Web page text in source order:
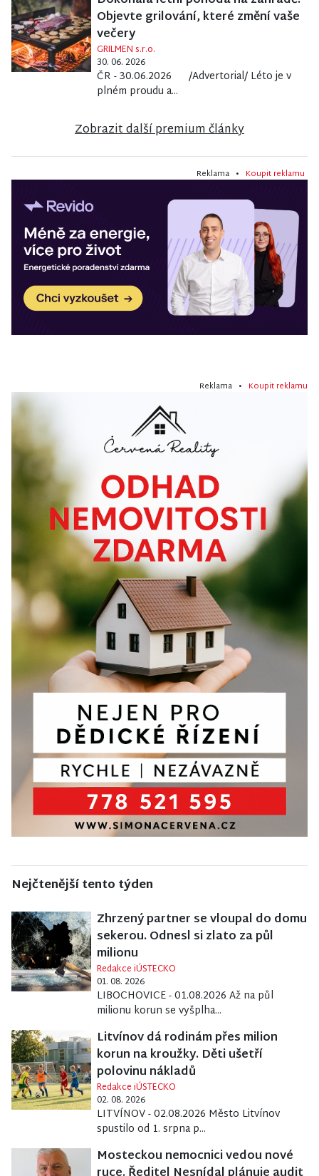
Objevte grilování, které změní vaše
večery
GRILMEN s.r.o.
30. 06. 2026
ČR - 30.06.2026 /Advertorial/ Léto je v
plném proudu a...
Zobrazit další premium články
Reklama • Koupit reklamu
Reklama • Koupit reklamu
Nejčtenější tento týden
Zhrzený partner se vloupal do domu
sekerou. Odnesl si zlato za půl
milionu
Redakce iÚSTECKO
01. 08. 2026
LIBOCHOVICE - 01.08.2026 Až na půl
milionu korun se vyšplha...
Litvínov dá rodinám přes milion
korun na kroužky. Děti ušetří
polovinu nákladů
Redakce iÚSTECKO
02. 08. 2026
LITVÍNOV - 02.08.2026 Město Litvínov
spustilo od 1. srpna p...
Mosteckou nemocnici vedou nové